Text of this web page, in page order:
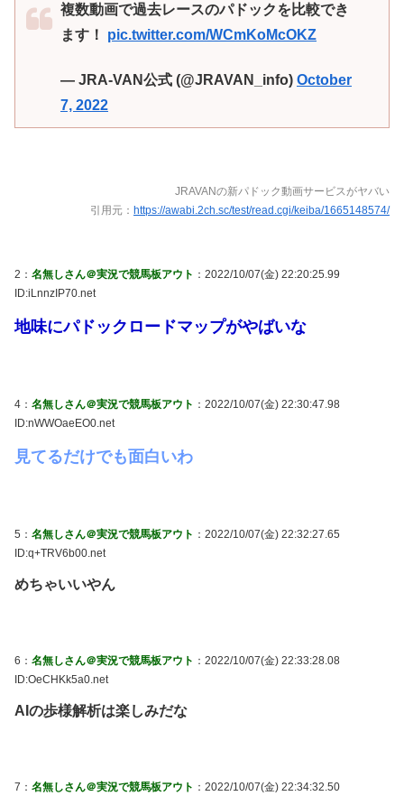
複数動画で過去レースのパドックを比較でき
ます！ pic.twitter.com/WCmKoMcOKZ
— JRA-VAN公式 (@JRAVAN_info) October
7, 2022
JRAVANの新パドック動画サービスがヤバい
引用元： https://awabi.2ch.sc/test/read.cgi/keiba/1665148574/
2： 名無しさん＠実況で競馬板アウト ：2022/10/07(金) 22:20:25.99
ID:iLnnzIP70.net
地味にパドックロードマップがやばいな
4： 名無しさん＠実況で競馬板アウト ：2022/10/07(金) 22:30:47.98
ID:nWWOaeEO0.net
見てるだけでも面白いわ
5： 名無しさん＠実況で競馬板アウト ：2022/10/07(金) 22:32:27.65
ID:q+TRV6b00.net
めちゃいいやん
6： 名無しさん＠実況で競馬板アウト ：2022/10/07(金) 22:33:28.08
ID:OeCHKk5a0.net
AIの歩様解析は楽しみだな
7： 名無しさん＠実況で競馬板アウト ：2022/10/07(金) 22:34:32.50